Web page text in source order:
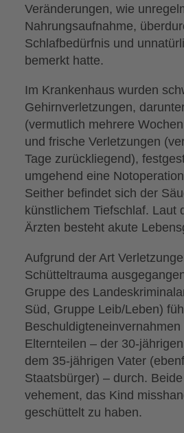
Veränderungen, wie
Nahrungsaufnahme,
Schlafbedürfnis und
bemerkt hatte.
Im Krankenhaus wurden
Gehirnverletzungen,
(vermutlich mehrere
und frische Verletzungen
Tage zurückliegend),
umgehend eine
Seither befindet sich der
künstlichem Tiefschlaf. Laut
Ärzten besteht akute
Aufgrund der Art
Schütteltrauma
Gruppe des
Süd, Gruppe Leib/Leben)
Beschuldigteneinvernahmen
Elternteilen – der 30-
dem 35-jährigen Vater
Staatsbürger) – durch.
vehement, das Kind
geschüttelt zu haben.